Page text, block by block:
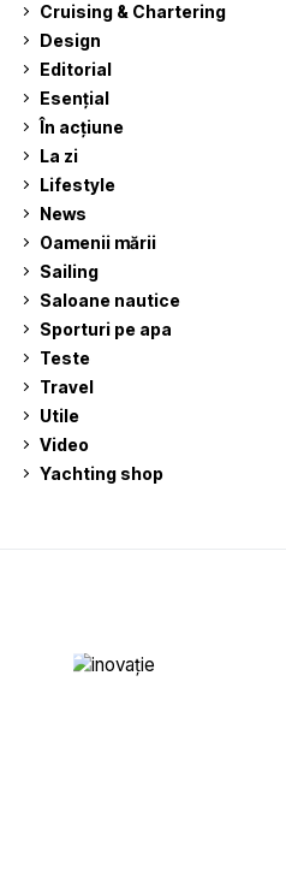
Cruising & Chartering
Design
Editorial
Esențial
În acțiune
La zi
Lifestyle
News
Oamenii mării
Sailing
Saloane nautice
Sporturi pe apa
Teste
Travel
Utile
Video
Yachting shop